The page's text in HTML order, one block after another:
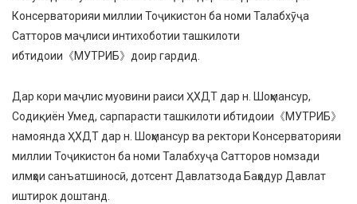
Консерваторияи миллии Тоҷикистон ба номи Талабхӯҷа
Сатторов маҷлиси интихоботии ташкилоти
ибтидоии《МУТРИБ》доир гардид.
Дар кори маҷлис муовини раиси ҲХДТ дар н. Шоҳмансур,
Содиқиён Умед, сарпарасти ташкилоти ибтидоии《МУТРИБ》
намоянда ҲХДТ дар н. Шоҳмансур ва ректори Консерваторияи
миллии Тоҷикистон ба номи Талабхуҷа Сатторов номзади
илмҳои санъатшиносӣ, дотсент Давлатзода Баҳодур Давлат
иштирок доштанд.